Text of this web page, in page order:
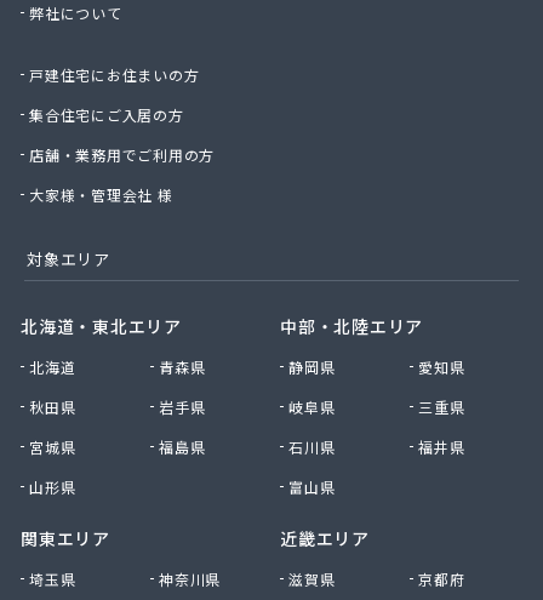
株式会社桑原商事
株式会社元久商店
株式会社古田商店
株式会社三好ガス
株式会社山源服部商会
株式会社山新プロパン部
株式会社山田幸一商店
株式会社小林本店
株式会社小林本店稲沢店
株式会社松村プロパン部
株式会社新東
株式会社森上製油所
株式会社杉浦林産給油所
株式会社清川商店
弊社について
戸建住宅にお住まいの方
集合住宅にご入居の方
店舗・業務用でご利用の方
大家様・管理会社 様
対象エリア
北海道・東北エリア
北海道
青森県
秋田県
岩手県
宮城県
福島県
山形県
関東エリア
埼玉県
神奈川県
中部・北陸エリア
静岡県
愛知県
岐阜県
三重県
石川県
福井県
富山県
近畿エリア
滋賀県
京都府